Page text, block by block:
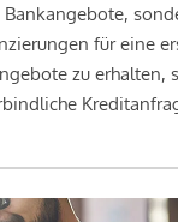
für eine
zu erhalten,